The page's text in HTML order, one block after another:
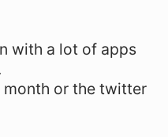
with a lot of apps
or the twitter